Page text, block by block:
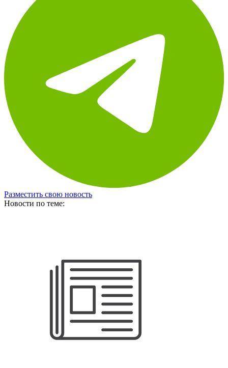
Разместить свою новость
Новости по теме: